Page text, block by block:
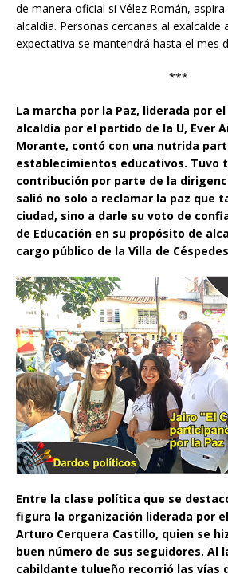
de manera oficial si Vélez Román,
alcaldía. Personas cercanas al exalcalde
expectativa se mantendrá hasta el mes
***
La marcha por la Paz, liderada por
alcaldía por el partido de la U, Ever
Morante, contó con una nutrida
establecimientos educativos. Tuvo
contribución por parte de la
salió no solo a reclamar la paz que
ciudad, sino a darle su voto de
de Educación en su propósito de
cargo público de la Villa de
Entre la clase política que se
figura la organización liderada por
Arturo Cerquera Castillo, quien se
buen número de sus seguidores. Al
cabildante tulueño recorrió las vías